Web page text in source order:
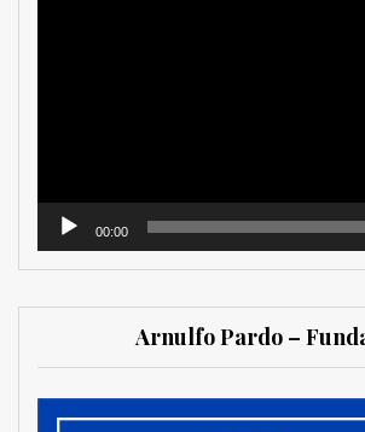
00:00
Arnulfo Pardo –